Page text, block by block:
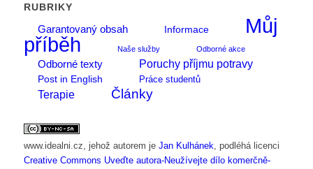
RUBRIKY
Garantovaný obsah
Informace
Můj
příběh
Naše služby Odborné akce
Odborné texty Poruchy příjmu potravy
Post in English Práce studentů
Terapie Články
www.idealni.cz , jehož autorem je Jan Kulhánek , podléhá licenci
Creative Commons Uveďte autora-Neužívejte dílo komerčně-